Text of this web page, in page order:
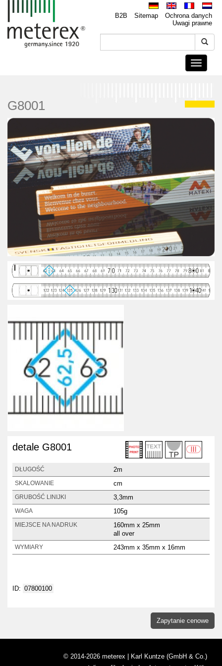
B2B Sitemap
Ochrona danych
Uwagi prawne
Toggle
G8001
detale G8001
DŁUGOŚĆ 2m
SKALOWANIE cm
GRUBOŚĆ LINIJKI 3,3mm
WAGA 105g
MIEJSCE NA NADRUK
160mm x 25mm
all over
WYMIARY 243mm x 35mm x 16mm
ID: 07800100
Zapytanie cenowe
© 2014-2026 meterex | Karl Kuntze (GmbH & Co.)